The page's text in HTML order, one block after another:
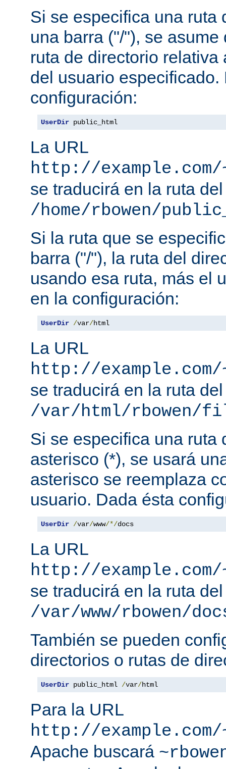
Si se especifica una ruta
una barra ("/"), se
ruta de directorio relativa
del usuario especificado.
configuración:
UserDir public_html
La URL
http://
se traducirá en la ruta
/home/rbowen/
Si la ruta que se
barra ("/"), la ruta del
usando esa ruta, más el
en la configuración:
UserDir /var/html
La URL
http://
se traducirá en la ruta
/var/html/rbowen/
Si se especifica una ruta
asterisco (*), se usará
asterisco se reemplaza
usuario. Dada ésta
UserDir /var/www/*/docs
La URL
http://
se traducirá en la ruta
/var/www/rbowen/
También se pueden
directorios o rutas de
UserDir public_html /var/html
Para la URL
http://
Apache buscará